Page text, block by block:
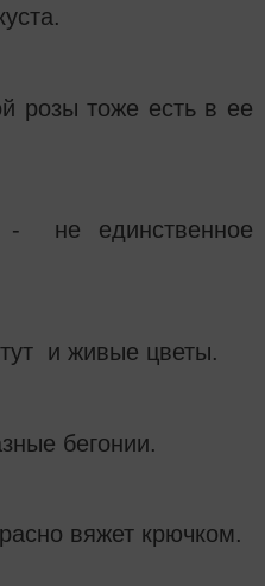
розы тоже есть в ее
- не единственное
и живые цветы.
бегонии.
вяжет крючком.